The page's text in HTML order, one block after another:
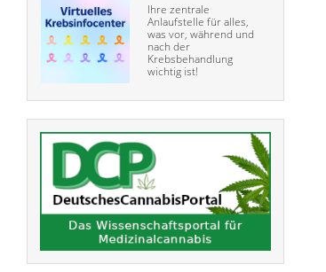
Ihre zentrale
Anlaufstelle für alles,
was vor, während und
nach der
Krebsbehandlung
wichtig ist!